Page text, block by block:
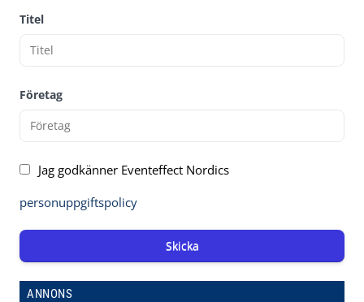
Titel
Företag
Jag godkänner Eventeffect Nordics
personuppgiftspolicy
Skicka
ANNONS